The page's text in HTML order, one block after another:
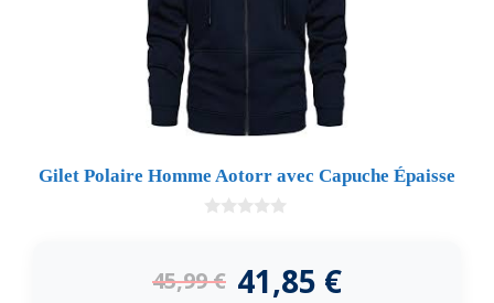
Gilet Polaire Homme Aotorr avec Capuche Épaisse
5
45,99€ 41,85 €